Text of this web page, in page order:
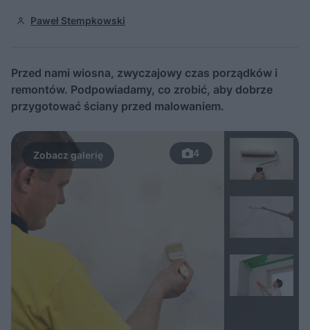
Paweł Stempkowski
Przed nami wiosna, zwyczajowy czas porządków i
remontów. Podpowiadamy, co zrobić, aby dobrze
przygotować ściany przed malowaniem.
4